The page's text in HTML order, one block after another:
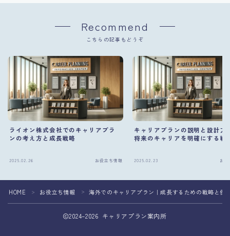
Recommend
こちらの記事もどうぞ
ライオン株式会社でのキャリアプラ
ンの考え方と成長戦略
2025.02.26 お役立ち情報
キャリアプランの説明と設計方
将来のキャリアを明確にする戦
2025.02.23 お
HOME ＞ お役立ち情報 ＞ 海外でのキャリアプラン｜成長するための戦略と例
2024–2026 キャリアプラン案内所